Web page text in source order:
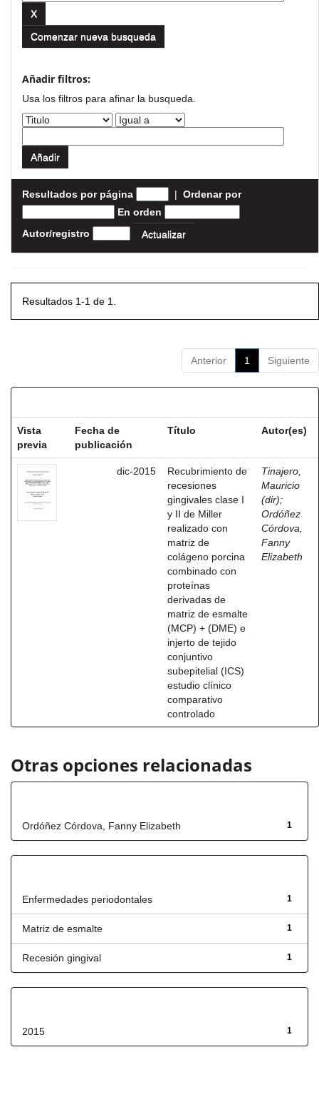
Comenzar nueva busqueda
Añadir filtros:
Usa los filtros para afinar la busqueda.
Resultados por página | Ordenar por
En orden
Autor/registro
Resultados 1-1 de 1.
Anterior 1 Siguiente
Vista
previa
Fecha de
publicación
Título Autor(es)
dic-2015
Recubrimiento de
recesiones
gingivales clase I
y II de Miller
realizado con
matriz de
colágeno porcina
combinado con
proteínas
derivadas de
matriz de esmalte
(MCP) + (DME) e
injerto de tejido
conjuntivo
subepitelial (ICS)
estudio clínico
comparativo
controlado
Tinajero,
Mauricio
(dir);
Ordóñez
Córdova,
Fanny
Elizabeth
Otras opciones relacionadas
1
Ordóñez Córdova, Fanny Elizabeth
1
Enfermedades periodontales
1
Matriz de esmalte
1
Recesión gingival
1
2015